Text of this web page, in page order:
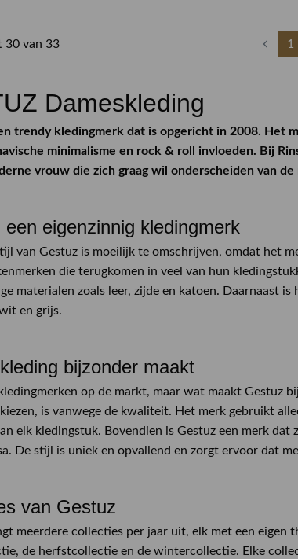
30 van 33 1
Dameskleding
trendy kledingmerk dat is opgericht in 2008. Het
minimalisme en rock & roll invloeden. Bij
vrouw die zich graag wil onderscheiden van de
een eigenzinnig kledingmerk
van Gestuz is moeilijk te omschrijven, omdat het
die terugkomen in veel van hun
materialen zoals leer, zijde en katoen. Daarnaast
en grijs.
bijzonder maakt
op de markt, maar wat maakt Gestuz
is vanwege de kwaliteit. Het merk gebruikt
elk kledingstuk. Bovendien is Gestuz een merk
De stijl is uniek en opvallend en zorgt ervoor dat
van Gestuz
meerdere collecties per jaar uit, elk met een
de herfstcollectie en de wintercollectie. Elke